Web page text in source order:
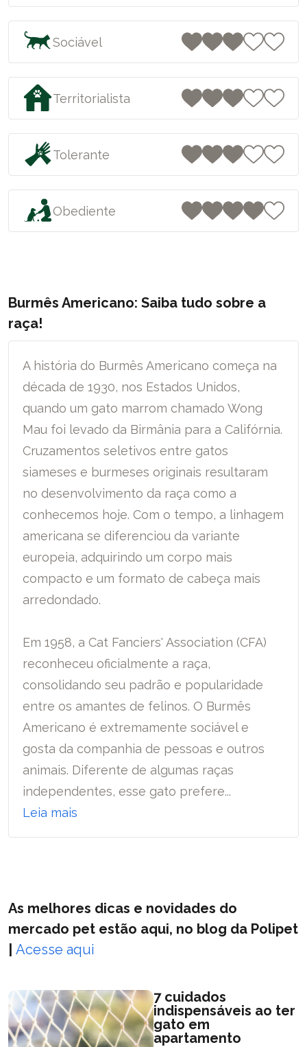
Sociável
Territorialista
Tolerante
Obediente
Burmês Americano: Saiba tudo sobre a
raça!
A história do Burmês Americano começa na
década de 1930, nos Estados Unidos,
quando um gato marrom chamado Wong
Mau foi levado da Birmânia para a Califórnia.
Cruzamentos seletivos entre gatos
siameses e burmeses originais resultaram
no desenvolvimento da raça como a
conhecemos hoje. Com o tempo, a linhagem
americana se diferenciou da variante
europeia, adquirindo um corpo mais
compacto e um formato de cabeça mais
arredondado.
Em 1958, a Cat Fanciers' Association (CFA)
reconheceu oficialmente a raça,
consolidando seu padrão e popularidade
entre os amantes de felinos. O Burmês
Americano é extremamente sociável e
gosta da companhia de pessoas e outros
animais. Diferente de algumas raças
independentes, esse gato prefere...
Leia mais
As melhores dicas e novidades do
mercado pet estão aqui, no blog da Polipet
Acesse aqui
7 cuidados
indispensáveis ao ter
gato em
apartamento